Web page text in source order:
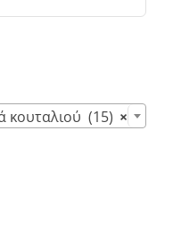
×
κουταλιού (15)